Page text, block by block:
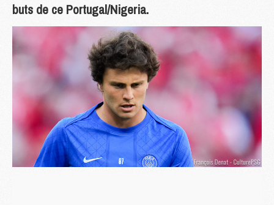
buts de ce Portugal/Nigeria.